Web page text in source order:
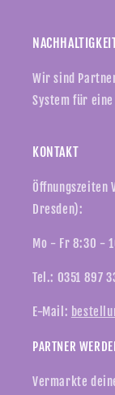
Wir sind
System für eine
KONTAKT
Öffnungszeiten
Dresden):
Mo - Fr 8:30 -
Tel.: 0351 897
E-Mail:
PARTNER
Vermarkte